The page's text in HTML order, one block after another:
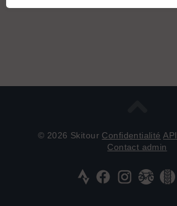
© 2026 Skitour Confidentialité API
Contact admin